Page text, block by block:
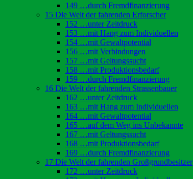
149 …durch Fremdfinanzierung
15 Die Welt der fahrenden Erforscher
152 …unter Zeitdruck
153 …mit Hang zum Individuellen
154 …mit Gewaltpotential
156 …mit Verbindungen
157 …mit Geltungssucht
158 …mit Produktionsbedarf
159 …durch Fremdfinanzierung
16 Die Welt der fahrenden Strassenbauer
162 …unter Zeitdruck
163 …mit Hang zum Individuellen
164 …mit Gewaltpotential
165 …auf dem Weg ins Unbekannte
167 …mit Geltungssucht
168 …mit Produktionsbedarf
169 …durch Fremdfinanzierung
17 Die Welt der fahrenden Großgrundbesitzer
172 …unter Zeitdruck